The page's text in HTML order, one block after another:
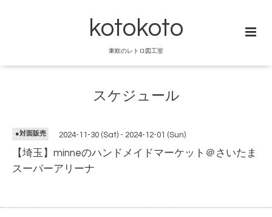
kotokoto
東欧のレトロ図工室
スケジュール
●対面販売 2024-11-30 (Sat) - 2024-12-01 (Sun)
【埼玉】minneのハンドメイドマーケット＠さいたま
スーパーアリーナ